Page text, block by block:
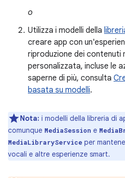
o
Utilizza i modelli della
creare app con
riproduzione dei contenuti
personalizzata, incluse le
saperne di più, consulta
basata su modelli.
Nota: i modelli della libreria di
comunque MediaSession e
MediaLibraryService per
vocali e altre esperienze smart.